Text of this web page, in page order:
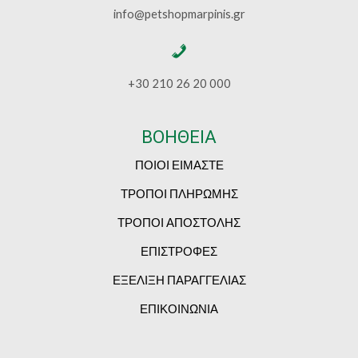
info@petshopmarpinis.gr
+30 210 26 20 000
ΒΟΗΘΕΙΑ
ΠΟΙΟΙ ΕΙΜΑΣΤΕ
ΤΡΟΠΟΙ ΠΛΗΡΩΜΗΣ
ΤΡΟΠΟΙ ΑΠΟΣΤΟΛΗΣ
ΕΠΙΣΤΡΟΦΕΣ
ΕΞΕΛΙΞΗ ΠΑΡΑΓΓΕΛΙΑΣ
ΕΠΙΚΟΙΝΩΝΙΑ